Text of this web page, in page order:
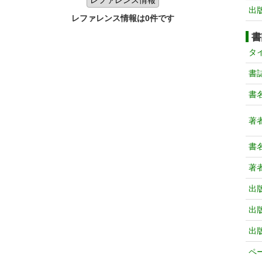
レファレンス情報は0件です
出
タ
書
書
著
書
著
出
出
出
ペ